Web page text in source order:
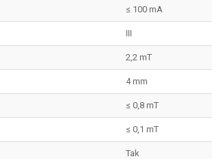
≤ 100 mA
III
2,2 mT
4 mm
≤ 0,8 mT
≤ 0,1 mT
Tak